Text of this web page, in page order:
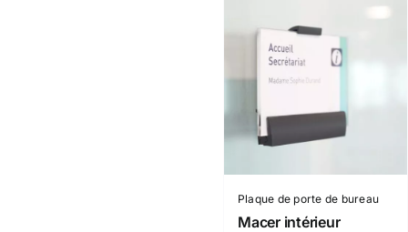
Plaque de porte de bureau
Macer intérieur